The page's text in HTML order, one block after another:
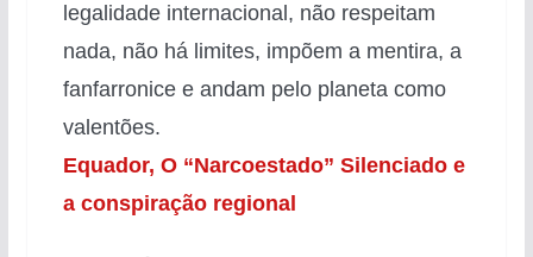
legalidade internacional, não respeitam
nada, não há limites, impõem a mentira, a
fanfarronice e andam pelo planeta como
valentões.
Equador, O “Narcoestado” Silenciado e
a conspiração regional